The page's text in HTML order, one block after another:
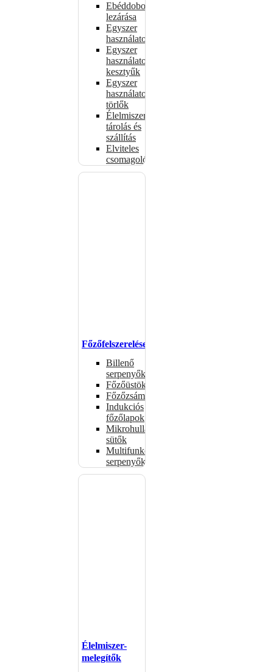
Ebéddobozok
lezárása
Egyszer
használatos
Egyszer
használatos
kesztyűk
Egyszer
használatos
törlők
Élelmiszer-
tárolás és
szállítás
Elviteles
csomagolóanyagok
Főzőfelszerelések
Billenő
serpenyők
Főzőüstök
Főzőzsámolyok
Indukciós
főzőlapok
Mikrohullámú
sütők
Multifunkciós
serpenyők
Élelmiszer-
melegítők